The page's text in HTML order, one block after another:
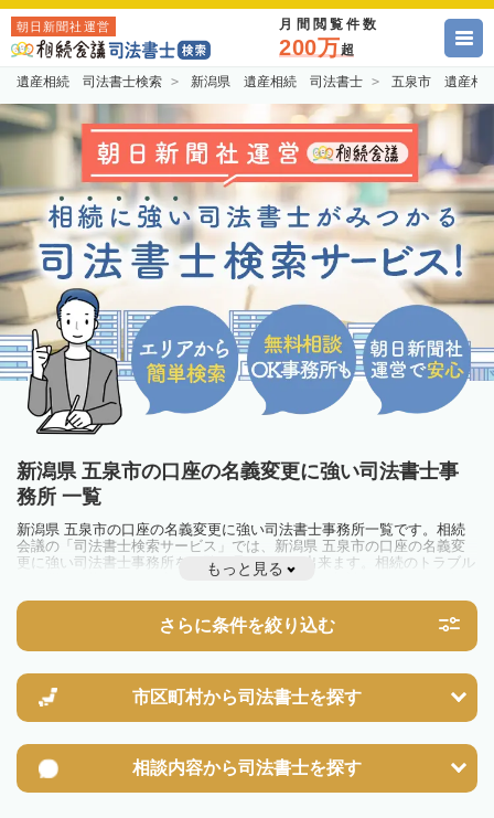
朝日新聞社運営 月間閲覧件数
200万超
遺産相続 司法書士検索 新潟県 遺産相続 司法書士 五泉市 遺産相
新潟県 五泉市の口座の名義変更に強い司法書士事
務所 一覧
新潟県 五泉市の口座の名義変更に強い司法書士事務所一覧です。相続
会議の「司法書士検索サービス」では、新潟県 五泉市の口座の名義変
更に強い司法書士事務所を一覧で見ることが出来ます。相続のトラブル
やお悩みを抱えている方は一度近隣の司法書士に相談してみましょう。
もっと見る
さらに条件を絞り込む
市区町村から司法書士を探す
相談内容から司法書士を探す